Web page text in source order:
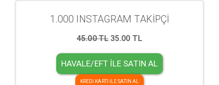
1.000 INSTAGRAM TAKİPÇİ
45.00 TL35.00 TL
HAVALE/EFT İLE SATIN AL
KREDİ KARTI İLE SATIN AL